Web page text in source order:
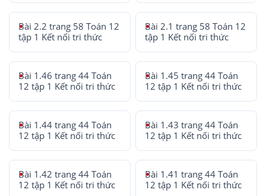
Bài 2.2 trang 58 Toán 12
tập 1 Kết nối tri thức
Bài 2.1 trang 58 Toán 12
tập 1 Kết nối tri thức
Bài 1.46 trang 44 Toán
12 tập 1 Kết nối tri thức
Bài 1.45 trang 44 Toán
12 tập 1 Kết nối tri thức
Bài 1.44 trang 44 Toán
12 tập 1 Kết nối tri thức
Bài 1.43 trang 44 Toán
12 tập 1 Kết nối tri thức
Bài 1.42 trang 44 Toán
12 tập 1 Kết nối tri thức
Bài 1.41 trang 44 Toán
12 tập 1 Kết nối tri thức